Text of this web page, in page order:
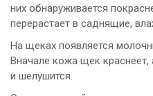
них обнаруживается
перерастает в саднящие,
На щеках появляется
Вначале кожа щек краснеет,
и шелушится.